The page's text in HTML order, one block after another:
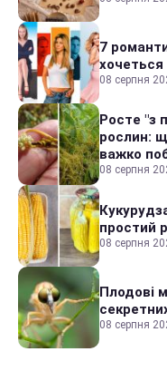
7
хочеться
08 серпня
Росте "з
рослин:
важко
08 серпня
простий
08 серпня
Плодові
08 серпня